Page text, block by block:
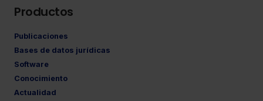
Productos
Publicaciones
Bases de datos jurídicas
Software
Conocimiento
Actualidad